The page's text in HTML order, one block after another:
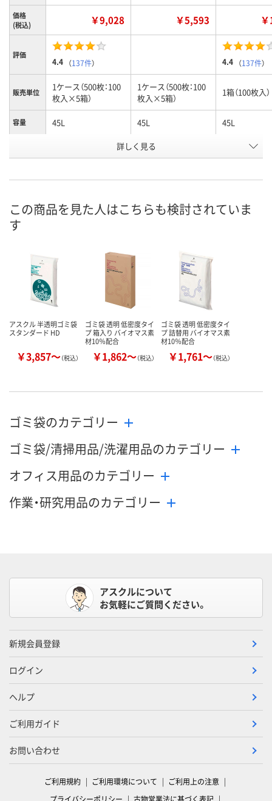
価格
(税込)
￥9,028 ￥5,593
評価
4.4 （137件） 4.4 （137件）
販売単位
1ケース（500枚：100
枚入×5箱）
1ケース（500枚：100
枚入×5箱）
1箱（100枚入）
容量 45L 45L 45L
APA5077
詳しく見る
この商品を見た人はこちらも検討されていま
す
アスクル 半透明ゴミ袋
スタンダード HD
￥3,857～（税込）
ゴミ袋 透明 低密度タイ
プ 箱入り バイオマス素
材10％配合
￥1,862～（税込）
ゴミ袋 透明 低密度タイ
プ 詰替用 バイオマス素
材10％配合
￥1,761～（税込）
ゴミ袋のカテゴリー
ゴミ袋/清掃用品/洗濯用品のカテゴリー
オフィス用品のカテゴリー
作業・研究用品のカテゴリー
アスクルについて
お気軽にご質問ください。
新規会員登録
ログイン
ヘルプ
ご利用ガイド
お問い合わせ
ご利用規約 ご利用環境について
ご利用上の注意